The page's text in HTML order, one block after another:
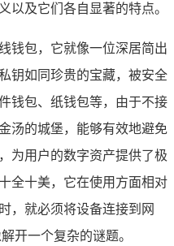
以及它们各自显著的特点。
钱包，它就像一位深居简出
钥如同珍贵的宝藏，被安全
钱包、纸钱包等，由于不接
汤的城堡，能够有效地避免
为用户的数字资产提供了极
全十美，它在使用方面相对
，就必须将设备连接到网
开一个复杂的谜题。